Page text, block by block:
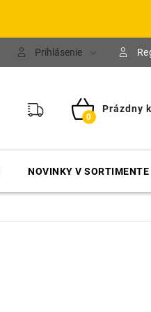
Prihlásenie
NÁKUPNÝ
Prázdny
NOVINKY V SORTIMENTE